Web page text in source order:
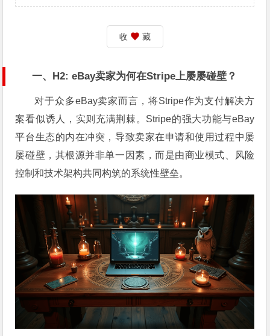
收 藏
一、H2: eBay卖家为何在Stripe上屡屡碰壁？
对于众多eBay卖家而言，将Stripe作为支付解决方
案看似诱人，实则充满荆棘。Stripe的强大功能与eBay
平台生态的内在冲突，导致卖家在申请和使用过程中屡
屡碰壁，其根源并非单一因素，而是由商业模式、风险
控制和技术架构共同构筑的系统性壁垒。